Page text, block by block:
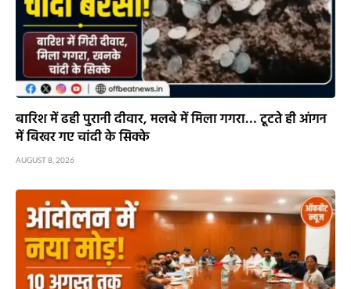
बारिश में ढही पुरानी दीवार, मलबे में मिला गगरा… टूटते ही आंगन
में बिखर गए चांदी के सिक्के
AUGUST 8, 2026